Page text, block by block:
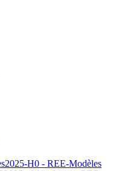
2025-H0 - REE-Modèles